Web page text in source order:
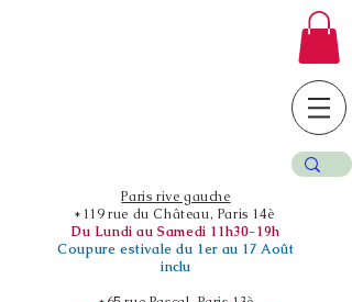
Paris rive gauche
*119 rue du Château, Paris 14è
Du Lundi au Samedi 11h30-19h
Coupure estivale du 1er au 17 Août
inclu